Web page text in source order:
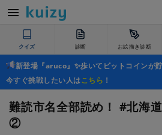
クイズ 診断 お絵描き診断
新登場『aruco』✨歩いてビットコインが
今すぐ挑戦したい人はこちら ！
難読市名全部読め！ #北海
②